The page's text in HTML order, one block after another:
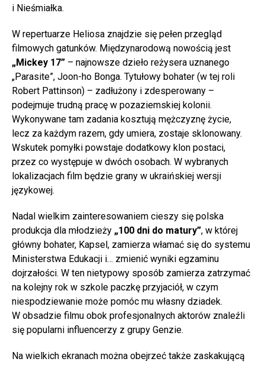
i Nieśmiałka.
W repertuarze Heliosa znajdzie się pełen przegląd
filmowych gatunków. Międzynarodową nowością jest
„Mickey 17” – najnowsze dzieło reżysera uznanego
„Parasite”, Joon-ho Bonga. Tytułowy bohater (w tej roli
Robert Pattinson) – zadłużony i zdesperowany –
podejmuje trudną pracę w pozaziemskiej kolonii.
Wykonywane tam zadania kosztują mężczyznę życie,
lecz za każdym razem, gdy umiera, zostaje sklonowany.
Wskutek pomyłki powstaje dodatkowy klon postaci,
przez co występuje w dwóch osobach. W wybranych
lokalizacjach film będzie grany w ukraińskiej wersji
językowej.
Nadal wielkim zainteresowaniem cieszy się polska
produkcja dla młodzieży „100 dni do matury”, w której
główny bohater, Kapsel, zamierza włamać się do systemu
Ministerstwa Edukacji i… zmienić wyniki egzaminu
dojrzałości. W ten nietypowy sposób zamierza zatrzymać
na kolejny rok w szkole paczkę przyjaciół, w czym
niespodziewanie może pomóc mu własny dziadek.
W obsadzie filmu obok profesjonalnych aktorów znaleźli
się popularni influencerzy z grupy Genzie.
Na wielkich ekranach można obejrzeć także zaskakującą